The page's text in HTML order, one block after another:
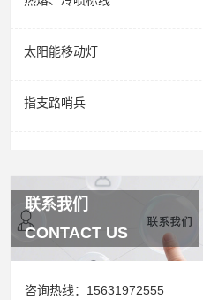
太阳能移动灯
指支路哨兵
联系我们
CONTACT US
咨询热线：